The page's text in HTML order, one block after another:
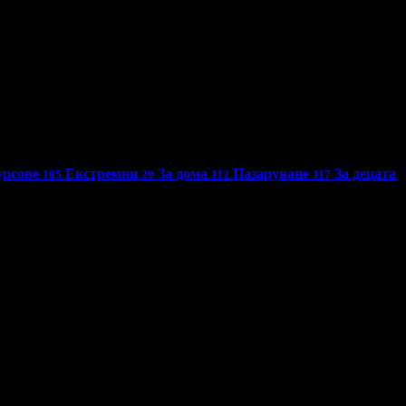
105 Екстремни 29 За дома 112 Пазаруване 117 За децата